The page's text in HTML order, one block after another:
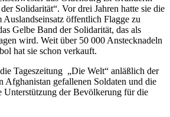
Solidarität“. Vor drei Jahren hatte sie die
öffentlich Flagge zu
Gelbe Band der Solidarität, das als
wird. Weit über 50 000 Anstecknadeln
hat sie schon verkauft.
Tageszeitung „Die Welt“ anläßlich der
Afghanistan gefallenen Soldaten und die
Unterstützung der Bevölkerung für die